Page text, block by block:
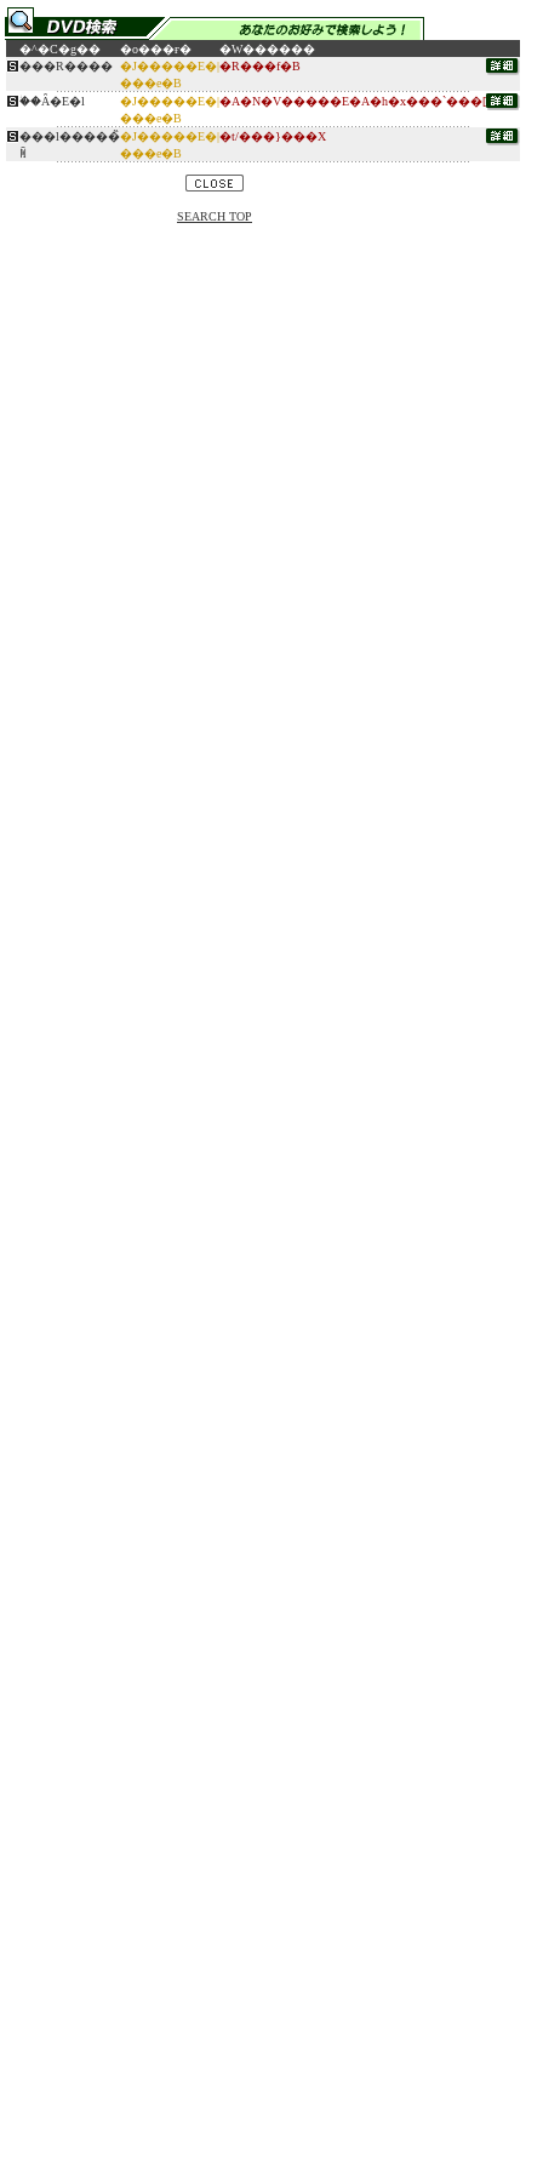
�^�C�g�� �o���ғ�
�W������
���R���� �J�����E�|
���e�B
�R���f�B
�ؗ�Ȃ�E�l
�J�����E�|
���e�B
�A�N�V�����E�A�h�x���`���[
���l�����̏
ꏊ
�J�����E�|
���e�B
�t/���}���X
SEARCH TOP